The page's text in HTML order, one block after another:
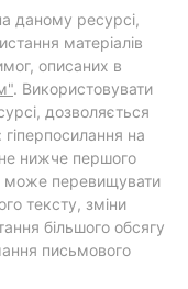
даному ресурсі,
матеріалів
описаних в
. Використовувати
дозволяється
на
нижче першого
може перевищувати
тексту, зміни
більшого обсягу
письмового